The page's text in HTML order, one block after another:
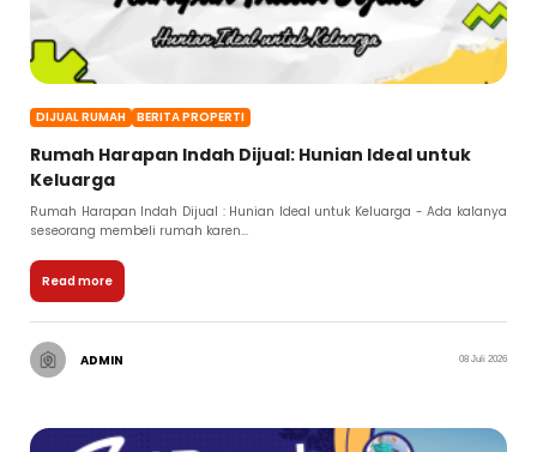
DIJUAL RUMAH BERITA PROPERTI
Rumah Harapan Indah Dijual: Hunian Ideal untuk
Keluarga
Rumah Harapan Indah Dijual : Hunian Ideal untuk Keluarga - Ada kalanya
seseorang membeli rumah karen...
Read more
ADMIN 08 Juli 2026